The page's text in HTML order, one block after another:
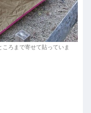
ろまで寄せて貼っていま